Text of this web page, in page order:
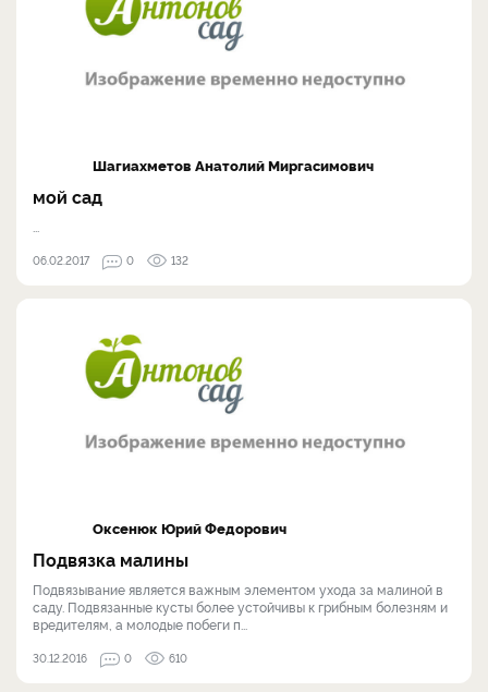
Шагиахметов Анатолий Миргасимович
мой сад
06.02.2017 0 132
Оксенюк Юрий Федорович
Подвязка малины
Подвязывание является важным элементом ухода за малиной в
саду. Подвязанные кусты более устойчивы к грибным болезням и
вредителям, а молодые побеги п...
30.12.2016 0 610